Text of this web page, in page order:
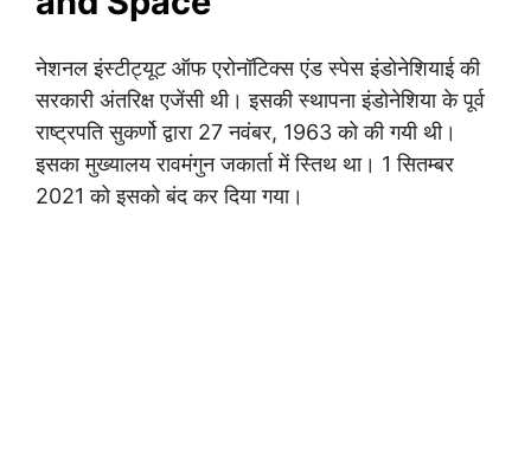
नेशनल इंस्टीट्यूट ऑफ एरोनॉटिक्स एंड स्पेस इंडोनेशियाई की
सरकारी अंतरिक्ष एजेंसी थी। इसकी स्थापना इंडोनेशिया के पूर्व
राष्ट्रपति सुकर्णो द्वारा 27 नवंबर, 1963 को की गयी थी।
इसका मुख्यालय रावमंगुन जकार्ता में स्तिथ था। 1 सितम्बर
2021 को इसको बंद कर दिया गया।